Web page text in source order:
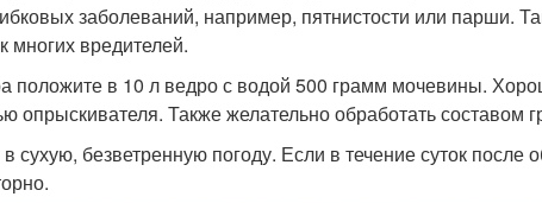
заболеваний, например, пятнистости или парши.
многих вредителей.
положите в 10 л ведро с водой 500 грамм мочевины.
опрыскивателя. Также желательно обработать составом
сухую, безветренную погоду. Если в течение суток после